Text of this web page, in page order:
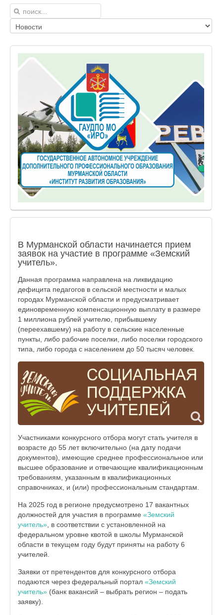
В Мурманской области начинается прием
заявок на участие в программе «Земский
учитель».
Данная программа направлена на ликвидацию
дефицита педагогов в сельской местности и малых
городах Мурманской области и предусматривает
единовременную компенсационную выплату в размере
1 миллиона рублей учителю, прибывшему
(переехавшему) на работу в сельские населенные
пункты, либо рабочие поселки, либо поселки городского
типа, либо города с населением до 50 тысяч человек.
Участниками конкурсного отбора могут стать учителя в
возрасте до 55 лет включительно (на дату подачи
документов), имеющие среднее профессиональное или
высшее образование и отвечающие квалификационным
требованиям, указанным в квалификационных
справочниках, и (или) профессиональным стандартам.
На 2025 год в регионе предусмотрено 17 вакантных
должностей для участия в программе «Земский
учитель» , в соответствии с установленной на
федеральном уровне квотой в школы Мурманской
области в текущем году будут приняты на работу 6
учителей.
Заявки от претендентов для конкурсного отбора
подаются через федеральный портал «Земский
учитель» (банк вакансий – выбрать регион – подать
заявку).